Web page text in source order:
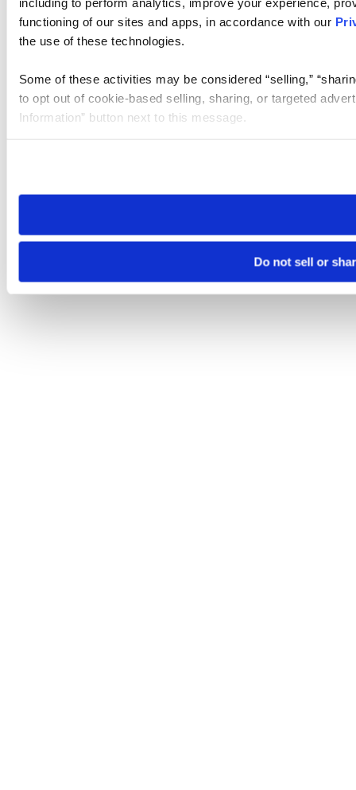
functioning of our sites and apps, in accordance with our
the use of these technologies.
Some of these activities may be considered “selling,”
to opt out of cookie-based selling, sharing, or targeted
Information” button next to this message.
need to be set again.
Do not sell or